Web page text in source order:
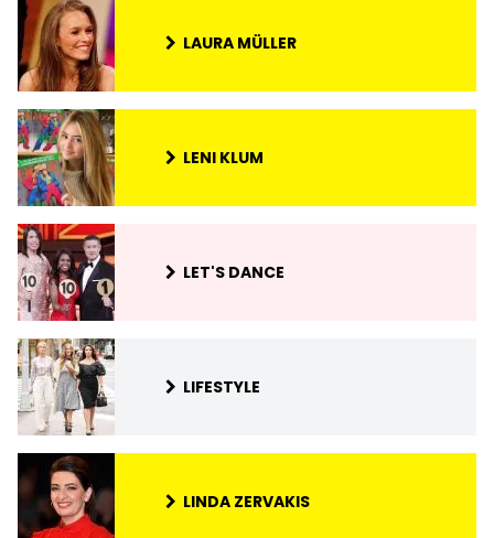
LAURA MÜLLER
LENI KLUM
LET'S DANCE
LIFESTYLE
LINDA ZERVAKIS